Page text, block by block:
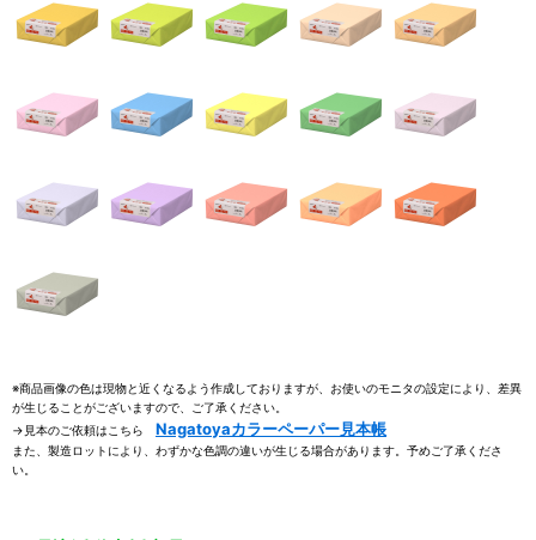
※商品画像の色は現物と近くなるよう作成しておりますが、お使いのモニタの設定により、差異
が生じることがございますので、ご了承ください。
→見本のご依頼はこちら Nagatoyaカラーペーパー見本帳
また、製造ロットにより、わずかな色調の違いが生じる場合があります。予めご了承くださ
い。